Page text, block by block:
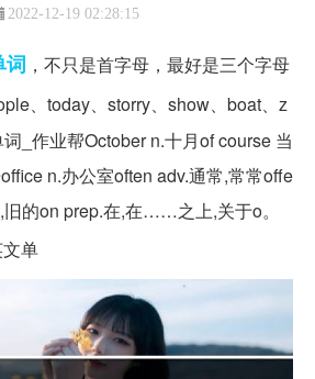
2022-12-19 02:28:15
词 ，不只是首字母，最好是三个字母
、today、storry、show、boat、z
_作业帮October n.十月of course 当
n.办公室often adv.通常,常常offe
的on prep.在,在……之上,关于o。
单